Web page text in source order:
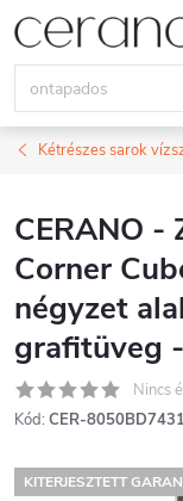
Ugrás
tartalomhoz
Kétrészes sarok
CERANO -
Corner
négyzet
grafitüveg
Nincs
Kód: CER-8050BD7431
KITERJESZTETT